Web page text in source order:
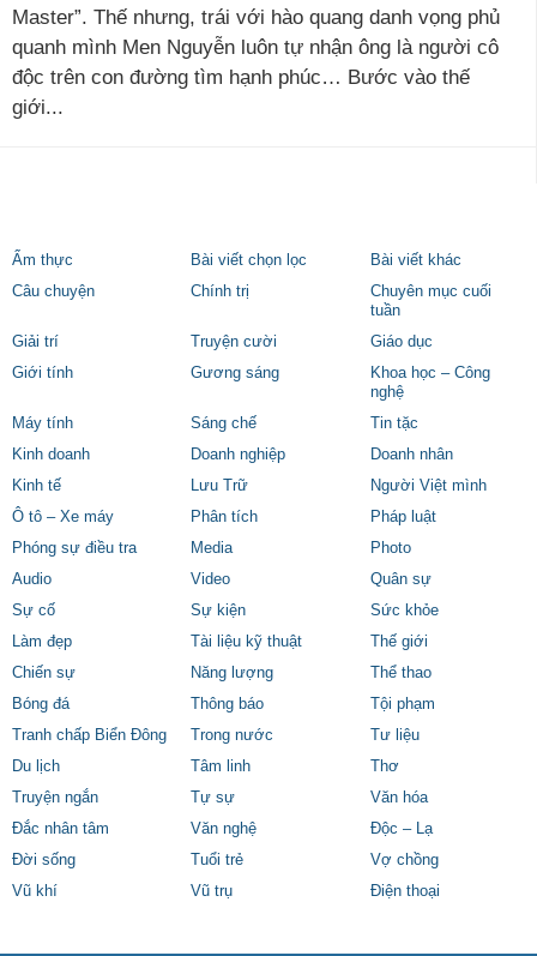
Master”. Thế nhưng, trái với hào quang danh vọng phủ
quanh mình Men Nguyễn luôn tự nhận ông là người cô
độc trên con đường tìm hạnh phúc… Bước vào thế
giới...
Ẩm thực Bài viết chọn lọc
Bài viết khác
Câu chuyện
Chính trị
Chuyên mục cuối
tuần
Giải trí
Truyện cười
Giáo dục
Giới tính
Gương sáng
Khoa học – Công
nghệ
Máy tính
Sáng chế
Tin tặc
Kinh doanh
Doanh nghiệp
Doanh nhân
Kinh tế
Lưu Trữ
Người Việt mình
Ô tô – Xe máy
Phân tích
Pháp luật
Phóng sự điều tra
Media
Photo
Audio
Video
Quân sự
Sự cố
Sự kiện
Sức khỏe
Làm đẹp
Tài liệu kỹ thuật
Thế giới
Chiến sự
Năng lượng
Thể thao
Bóng đá
Thông báo
Tội phạm
Tranh chấp Biển Đông
Trong nước
Tư liệu
Du lịch
Tâm linh
Thơ
Truyện ngắn
Tự sự
Văn hóa
Đắc nhân tâm
Văn nghệ
Độc – Lạ
Đời sống
Tuổi trẻ
Vợ chồng
Vũ khí
Vũ trụ Điện thoại